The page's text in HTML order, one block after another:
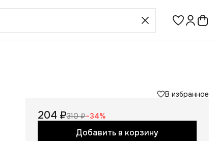
В избранное
204 ₽310 ₽−34%
Добавить в корзину